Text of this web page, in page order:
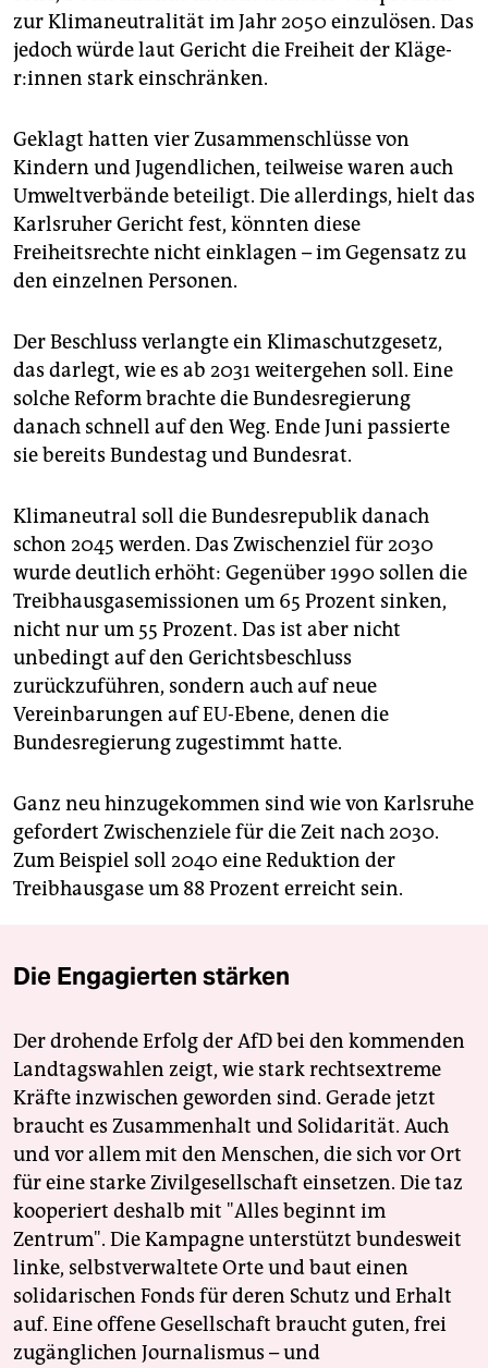
zur Klimaneutralität im Jahr 2050 einzulösen. Das
jedoch würde laut Gericht die Freiheit der Klä­ge­
r:in­nen stark einschränken.
Geklagt hatten vier Zusammenschlüsse von
Kindern und Jugendlichen, teilweise waren auch
Umweltverbände beteiligt. Die allerdings, hielt das
Karlsruher Gericht fest, könnten diese
Freiheitsrechte nicht einklagen – im Gegensatz zu
den einzelnen Personen.
Der Beschluss verlangte ein Klimaschutzgesetz,
das darlegt, wie es ab 2031 weitergehen soll. Eine
solche Reform brachte die Bundesregierung
danach schnell auf den Weg. Ende Juni passierte
sie bereits Bundestag und Bundesrat.
Klimaneutral soll die Bundesrepublik danach
schon 2045 werden. Das Zwischenziel für 2030
wurde deutlich erhöht: Gegenüber 1990 sollen die
Treibhausgasemissionen um 65 Prozent sinken,
nicht nur um 55 Prozent. Das ist aber nicht
unbedingt auf den Gerichtsbeschluss
zurückzuführen, sondern auch auf neue
Vereinbarungen auf EU-Ebene, denen die
Bundesregierung zugestimmt hatte.
Ganz neu hinzugekommen sind wie von Karlsruhe
gefordert Zwischenziele für die Zeit nach 2030.
Zum Beispiel soll 2040 eine Reduktion der
Treibhausgase um 88 Prozent erreicht sein.
Die Engagierten stärken
Der drohende Erfolg der AfD bei den kommenden
Landtagswahlen zeigt, wie stark rechtsextreme
Kräfte inzwischen geworden sind. Gerade jetzt
braucht es Zusammenhalt und Solidarität. Auch
und vor allem mit den Menschen, die sich vor Ort
für eine starke Zivilgesellschaft einsetzen. Die taz
kooperiert deshalb mit "Alles beginnt im
Zentrum". Die Kampagne unterstützt bundesweit
linke, selbstverwaltete Orte und baut einen
solidarischen Fonds für deren Schutz und Erhalt
auf. Eine offene Gesellschaft braucht guten, frei
zugänglichen Journalismus – und